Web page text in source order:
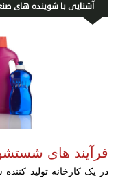
آشنایی با شوینده های
فرآیند های
در یک کارخانه تولید